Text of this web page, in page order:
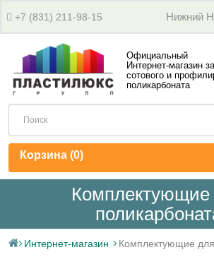
+7 (831) 211-98-15 Нижний
Официальный
Интернет-магазин
сотового и
поликарбоната
Корзина (0)
Комплектующие
Интернет-магазин Комплектующие